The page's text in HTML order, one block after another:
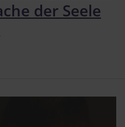
der Seele